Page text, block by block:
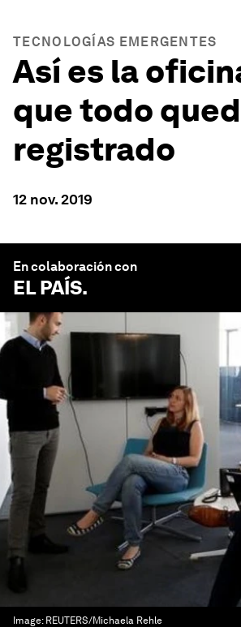
TECNOLOGÍAS EMERGENTES
Así es la
que todo
registrado
12 nov. 2019
En colaboración con
EL PAÍS.
Image: REUTERS/Michaela Rehle